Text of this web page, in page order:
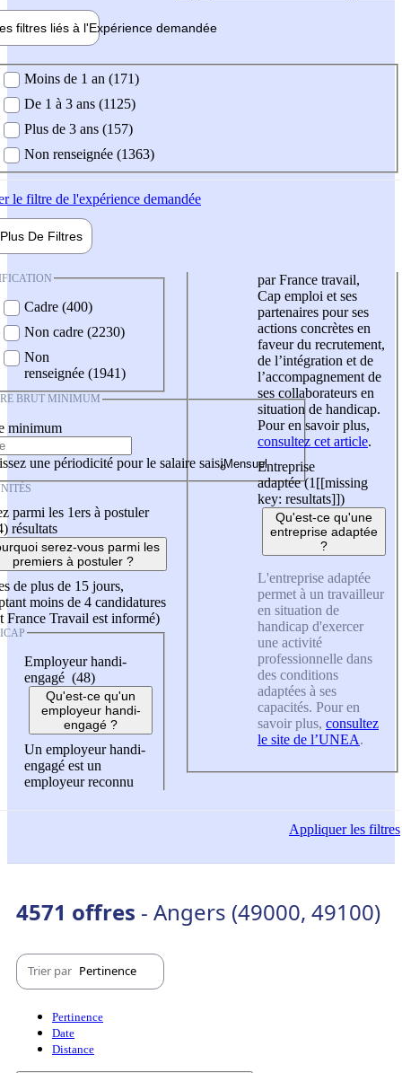
filtres liés à l'Expérience demandée
demandée
Moins de 1 an (171)
De 1 à 3 ans (1125)
Plus de 3 ans (157)
Non renseignée (1363)
le filtre de l'expérience demandée
Plus De Filtres
Cadre (400)
Non cadre (2230)
Non
renseignée (1941)
BRUT MINIMUM
minimum
une périodicité pour le salaire saisi
parmi les 1ers à postuler
résultats
serez-vous parmi les
premiers à postuler ?
de plus de 15 jours,
moins de 4 candidatures
France Travail est informé)
Employeur handi-
engagé (48)
Qu'est-ce qu'un
employeur handi-
engagé ?
Un employeur handi-
engagé est un
employeur reconnu
par France travail,
Cap emploi et ses
partenaires pour ses
actions concrètes en
faveur du recrutement,
de l’intégration et de
l’accompagnement de
ses collaborateurs en
situation de handicap.
Pour en savoir plus,
consultez cet article.
Entreprise
adaptée (1 [[missing
key: resultats]])
Qu'est-ce qu'une
entreprise adaptée
?
L'entreprise adaptée
permet à un travailleur
en situation de
handicap d'exercer
une activité
professionnelle dans
des conditions
adaptées à ses
capacités. Pour en
savoir plus, consultez
le site de l’UNEA.
Appliquerles filtres
4571 offres - Angers (49000, 49100)
Trier par Pertinence
Pertinence
Date
Distance